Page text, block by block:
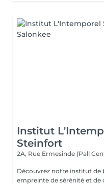
Institut
Steinfort
2A, Rue Ermesinde (Pall
Découvrez notre institut de
empreinte de sérénité et de